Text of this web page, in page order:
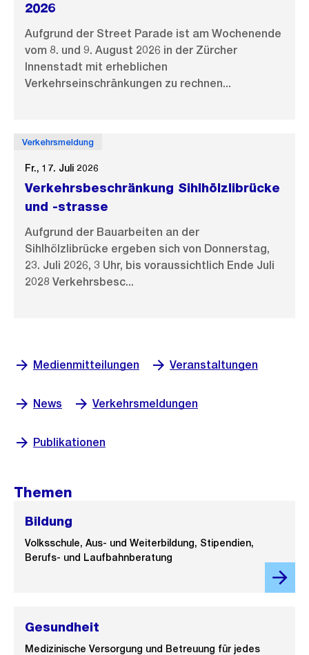
2026
Aufgrund der Street Parade ist am Wochenende
vom 8. und 9. August 2026 in der Zürcher
Innenstadt mit erheblichen
Verkehrseinschränkungen zu rechnen...
Verkehrsmeldung
Fr., 17. Juli 2026
Verkehrsbeschränkung Sihlhölzlibrücke
und -strasse
Aufgrund der Bauarbeiten an der
Sihlhölzlibrücke ergeben sich von Donnerstag,
23. Juli 2026, 3 Uhr, bis voraussichtlich Ende Juli
2028 Verkehrsbesc...
Medienmitteilungen Veranstaltungen
News Verkehrsmeldungen
Publikationen
Themen
Bildung
Volksschule, Aus- und Weiterbildung, Stipendien,
Berufs- und Laufbahnberatung
Gesundheit
Medizinische Versorgung und Betreuung für jedes